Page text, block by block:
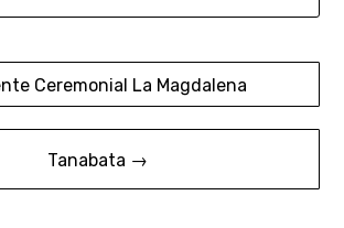
Ceremonial La Magdalena
Tanabata →